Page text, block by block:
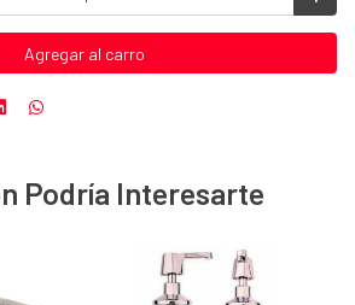
Agregar al carro
Podría Interesarte